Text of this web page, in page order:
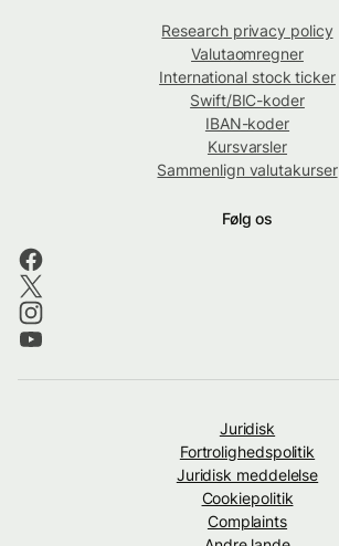
Research privacy policy
Valutaomregner
International stock ticker
Swift/BIC-koder
IBAN-koder
Kursvarsler
Sammenlign valutakurser
Følg os
Juridisk
Fortrolighedspolitik
Juridisk meddelelse
Cookiepolitik
Complaints